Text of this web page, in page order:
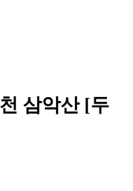
삼악산 [두